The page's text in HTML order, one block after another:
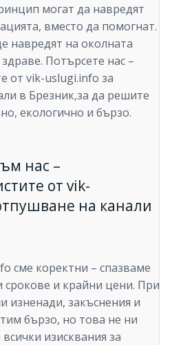
могат да навредят
вместо да помогнат.
навредят на околната
Потърсете нас –
от vik-uslugi.info за
в Брезник,за да решите
екологично и бързо.
нас –
от vik-
на канали
сме коректни – спазваме
и крайни цени. При
изненади, закъснения и
бързо, но това не ни
изисквания за